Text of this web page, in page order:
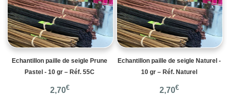
Echantillon paille de seigle Prune
Pastel - 10 gr – Réf. 55C
2,70€
Echantillon paille de seigle Naturel -
10 gr – Réf. Naturel
2,70€